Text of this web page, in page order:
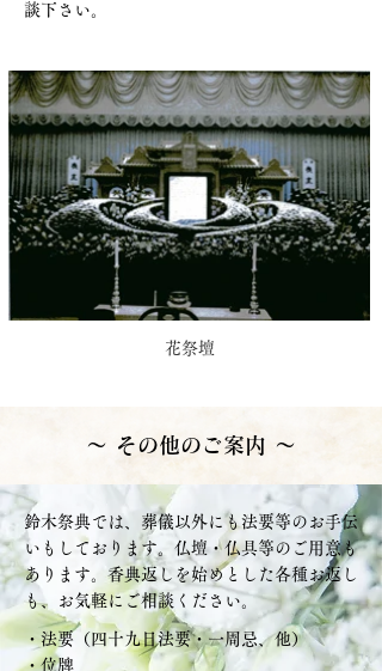
談下さい。
花祭壇
～ その他のご案内 ～
鈴木祭典では、葬儀以外にも法要等のお手伝
いもしております。仏壇・仏具等のご用意も
あります。香典返しを始めとした各種お返し
も、お気軽にご相談ください。
・法要（四十九日法要・一周忌、他）
​・位牌